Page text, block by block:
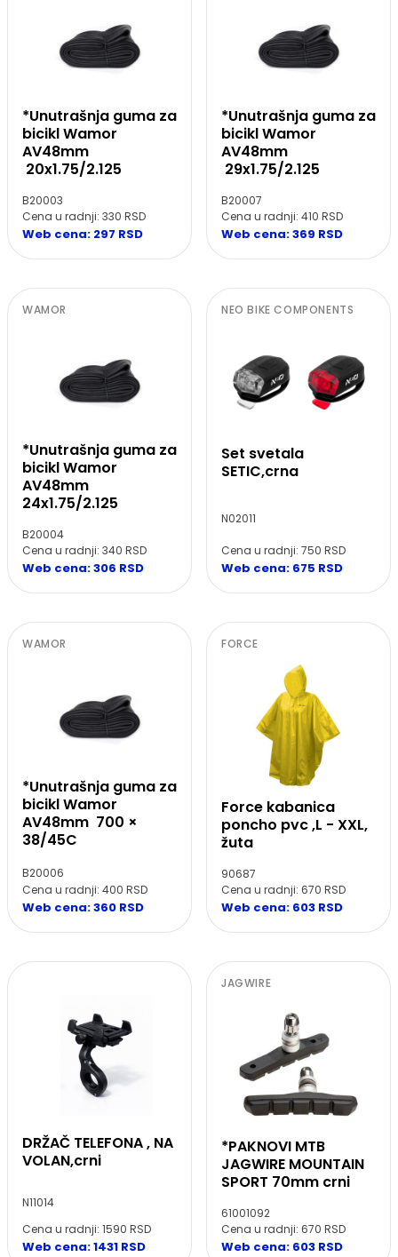
*Unutrašnja guma za
bicikl Wamor
AV48mm
20x1.75/2.125
B20003
Cena u radnji: 330 RSD
Web cena: 297 RSD
*Unutrašnja guma za
bicikl Wamor
AV48mm
29x1.75/2.125
B20007
Cena u radnji: 410 RSD
Web cena: 369 RSD
WAMOR
*Unutrašnja guma za
bicikl Wamor
AV48mm
24x1.75/2.125
B20004
Cena u radnji: 340 RSD
Web cena: 306 RSD
NEO BIKE COMPONENTS
Set svetala
SETIC,crna
N02011
Cena u radnji: 750 RSD
Web cena: 675 RSD
WAMOR
*Unutrašnja guma za
bicikl Wamor
AV48mm 700 ×
38/45C
B20006
Cena u radnji: 400 RSD
Web cena: 360 RSD
FORCE
Force kabanica
poncho pvc ,L - XXL,
žuta
90687
Cena u radnji: 670 RSD
Web cena: 603 RSD
DRŽAČ TELEFONA , NA
VOLAN,crni
N11014
Cena u radnji: 1590 RSD
Web cena: 1431 RSD
JAGWIRE
*PAKNOVI MTB
JAGWIRE MOUNTAIN
SPORT 70mm crni
61001092
Cena u radnji: 670 RSD
Web cena: 603 RSD